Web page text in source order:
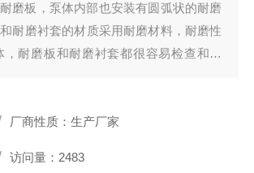
磨板，泵体内部也安装有圆弧状的耐磨
耐磨衬套的材质采用耐磨材料，耐磨性
耐磨板和耐磨衬套都很容易检查和更
厂商性质：生产厂家
访问量：2483